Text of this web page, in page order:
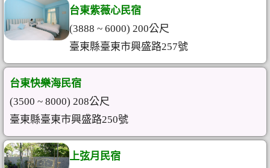
台東紫薇心民宿
(3888 ~ 6000) 200公尺
臺東縣臺東市興盛路257號
台東快樂海民宿
(3500 ~ 8000) 208公尺
臺東縣臺東市興盛路250號
上弦月民宿